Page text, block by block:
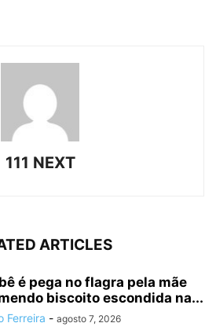
111 NEXT
ARTICLES
é pega no flagra pela mãe
biscoito escondida na...
Ferreira - agosto 7, 2026